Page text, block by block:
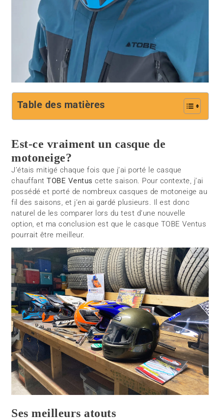
Table des matières
Est-ce vraiment un casque de
motoneige?
J’étais mitigé chaque fois que j’ai porté le casque
chauffantTOBE Ventus cette saison. Pour contexte, j’ai
possédé et porté de nombreux casques de motoneige au
fil des saisons, et j’en ai gardé plusieurs. Il est donc
naturel de les comparer lors du test d’une nouvelle
option, et ma conclusion est que le casque TOBE Ventus
pourrait être meilleur.
Ses meilleurs atouts